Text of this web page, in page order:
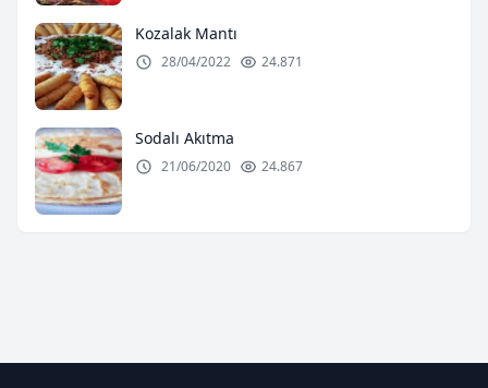
Kozalak Mantı
28/04/2022 24.871
Sodalı Akıtma
21/06/2020 24.867